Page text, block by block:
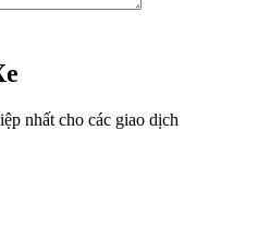
nhất cho các giao dịch